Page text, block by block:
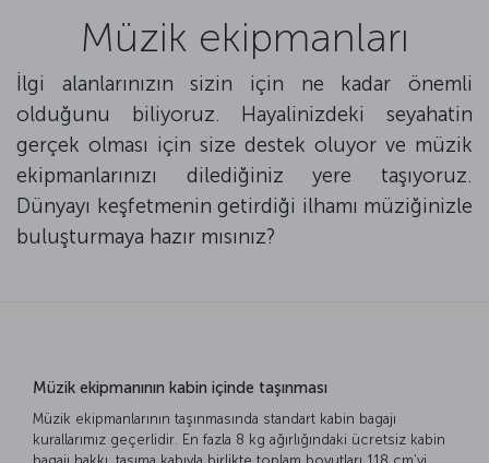
Müzik ekipmanları
İlgi alanlarınızın sizin için ne kadar önemli
olduğunu biliyoruz. Hayalinizdeki seyahatin
gerçek olması için size destek oluyor ve müzik
ekipmanlarınızı dilediğiniz yere taşıyoruz.
Dünyayı keşfetmenin getirdiği ilhamı müziğinizle
buluşturmaya hazır mısınız?
Müzik ekipmanının kabin içinde taşınması
Müzik ekipmanlarının taşınmasında standart kabin bagajı
kurallarımız geçerlidir. En fazla 8 kg ağırlığındaki ücretsiz kabin